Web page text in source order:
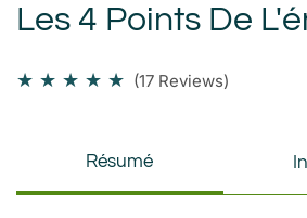
Les 4 Points De
★ ★ ★ ★ ★ (17 Reviews)
Résumé